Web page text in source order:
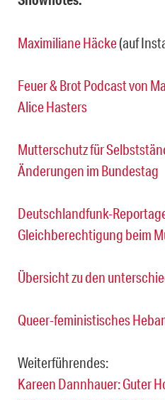
Maximiliane Häcke(auf
Feuer & Brot Podcast von
Alice Hasters
Mutterschutz für
Änderungen im Bundestag
Deutschlandfunk-
Gleichberechtigung beim
Übersicht zu den
Queer-feministisches
Weiterführendes:
Kareen Dannhauer: Guter